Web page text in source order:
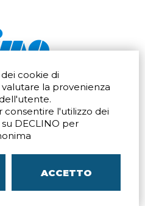
cookie di
la provenienza
consentire l'utilizzo dei
DECLINO per
ACCETTO
Tel. +39 039 672520
Fax +39 039 672568
Email
Via San Crispino 64
Padova (PD) 35129
05096770150– C.C.I.A.A. di